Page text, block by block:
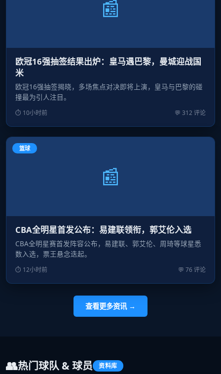
📰
欧冠16强抽签结果出炉：皇马遇巴黎，曼城迎战国
米
欧冠16强抽签揭晓，多场焦点对决即将上演，皇马与巴黎的碰
撞最为引人注目。
⏱ 10小时前 💬 312 评论
📰
篮球
CBA全明星首发公布：易建联领衔，郭艾伦入选
CBA全明星赛首发阵容公布，易建联、郭艾伦、周琦等球星悉
数入选，票王悬念迭起。
⏱ 12小时前 💬 76 评论
查看更多资讯 →
👥热门球队 & 球员 资料库